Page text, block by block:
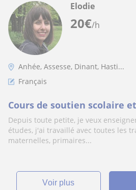
20€/h
Elodie
Anhée, Assesse, Dinant, Hasti...
Français
Cours de soutien scolaire
Depuis toute petite, je veux
études, j'ai travaillé avec toutes les
maternelles, primaires...
voir plus